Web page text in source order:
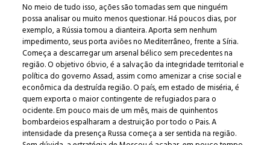
No meio de tudo isso, ações são tomadas sem que ninguém
possa analisar ou muito menos questionar. Há poucos dias, por
exemplo, a Rússia tomou a dianteira. Aporta sem nenhum
impedimento, seus porta aviões no Mediterrâneo, frente a Síria.
Começa a descarregar um arsenal bélico sem precedentes na
região. O objetivo óbvio, é a salvação da integridade territorial e
política do governo Assad, assim como amenizar a crise social e
econômica da destruída região. O país, em estado de miséria, é
quem exporta o maior contingente de refugiados para o
ocidente. Em pouco mais de um mês, mais de quinhentos
bombardeios espalharam a destruição por todo o Pais. A
intensidade da presença Russa começa a ser sentida na região.